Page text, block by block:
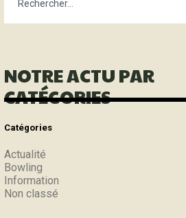
NOTRE ACTU PAR
CATÉGORIES
Catégories
Actualité
Bowling
Information
Non classé